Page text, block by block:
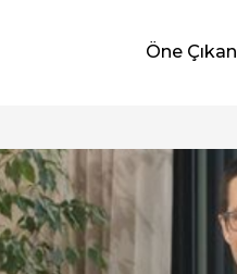
Öne Çıkan